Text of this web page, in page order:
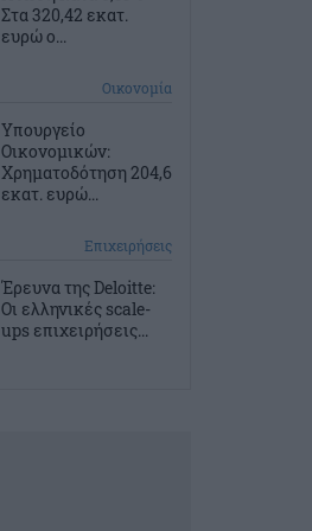
Στα 320,42 εκατ.
ευρώ ο...
Οικονομία
Υπουργείο
Οικονομικών:
Χρηματοδότηση 204,6
εκατ. ευρώ...
Επιχειρήσεις
Έρευνα της Deloitte:
Οι ελληνικές scale-
ups επιχειρήσεις...